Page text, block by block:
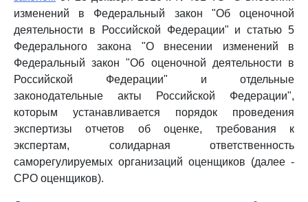
изменений в Федеральный закон "Об оценочной
деятельности в Российской Федерации" и статью 5
Федерального закона "О внесении изменений в
Федеральный закон "Об оценочной деятельности в
Российской Федерации" и отдельные
законодательные акты Российской Федерации",
которым устанавливается порядок проведения
экспертизы отчетов об оценке, требования к
экспертам, солидарная ответственность
саморегулируемых организаций оценщиков (далее -
СРО оценщиков).